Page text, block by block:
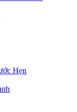
Hẹn